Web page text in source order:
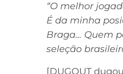
“O melhor
É da minha
Braga… Quem
seleção
[DUGOUT